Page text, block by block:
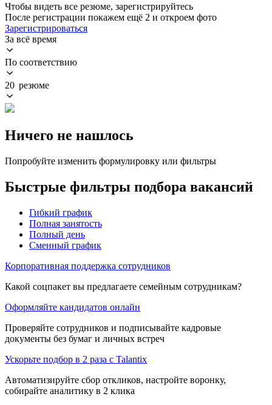
Чтобы видеть все резюме, зарегистрируйтесь
После регистрации покажем ещё 2 и откроем фото
Зарегистрироваться
За всё время
По соответствию
20 резюме
Ничего не нашлось
Попробуйте изменить формулировку или фильтры
Быстрые фильтры подбора вакансий
Гибкий график
Полная занятость
Полный день
Сменный график
Корпоративная поддержка сотрудников
Какой соцпакет вы предлагаете семейным сотрудникам?
Оформляйте кандидатов онлайн
Проверяйте сотрудников и подписывайте кадровые
документы без бумаг и личных встреч
Ускорьте подбор в 2 раза с Talantix
Автоматизируйте сбор откликов, настройте воронку,
собирайте аналитику в 2 клика